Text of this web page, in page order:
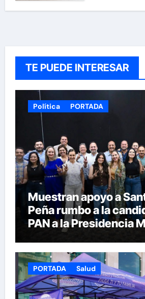
TE PUEDE INTERESAR
Política PORTADA
Muestran apoyo a
Peña rumbo a la
PAN a la Presidencia
PORTADA Salud